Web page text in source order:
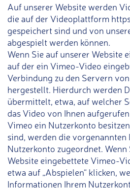
Auf unserer Website werden
die auf der Videoplattform
gespeichert sind und von
abgespielt werden können.
Wenn Sie auf unserer Website
auf der ein Vimeo-Video
Verbindung zu den Servern
hergestellt. Hierdurch werden
übermittelt, etwa, auf welcher
das Video von Ihnen
Vimeo ein Nutzerkonto
sind, werden die
Nutzerkonto zugeordnet. Wenn
Website eingebettete Vimeo-
etwa auf „Abspielen“ klicken,
Informationen Ihrem